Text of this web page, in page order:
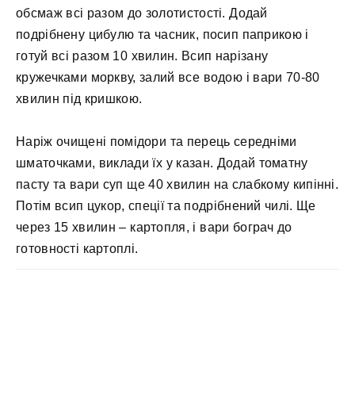
обсмаж всі разом до золотистості. Додай
подрібнену цибулю та часник, посип паприкою і
готуй всі разом 10 хвилин. Всип нарізану
кружечками моркву, залий все водою і вари 70-80
хвилин під кришкою.
Наріж очищені помідори та перець середніми
шматочками, виклади їх у казан. Додай томатну
пасту та вари суп ще 40 хвилин на слабкому кипінні.
Потім всип цукор, спеції та подрібнений чилі. Ще
через 15 хвилин – картопля, і вари бограч до
готовності картоплі.